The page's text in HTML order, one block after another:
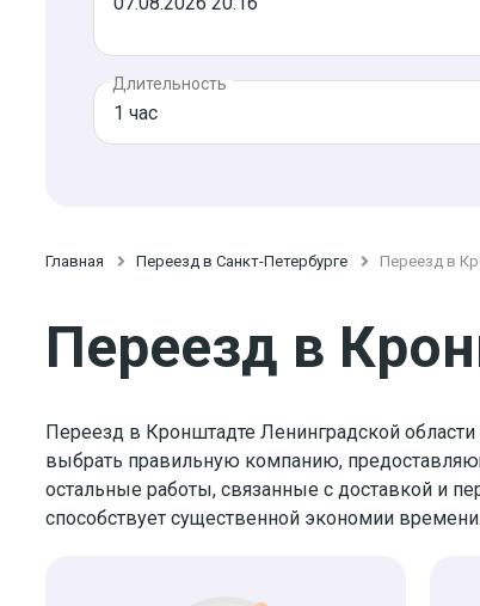
Длительность
1 час
Главная  Переезд в Санкт-Петербурге  Переезд в
Переезд в
Переезд в Кронштадте Ленинградской
выбрать правильную компанию,
остальные работы, связанные с доставкой и
способствует существенной экономии времени.